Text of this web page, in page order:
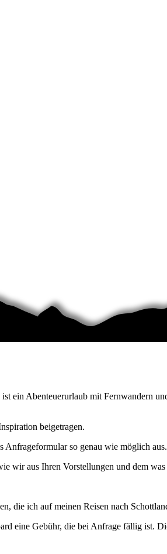
ein Abenteuerurlaub mit Fernwandern
beigetragen.
Anfrageformular so genau wie möglich aus.
wir aus Ihren Vorstellungen und dem
die ich auf meinen Reisen nach
eine Gebühr, die bei Anfrage fällig ist.